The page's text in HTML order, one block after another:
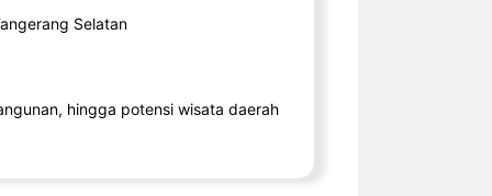
Selatan
hingga potensi wisata daerah